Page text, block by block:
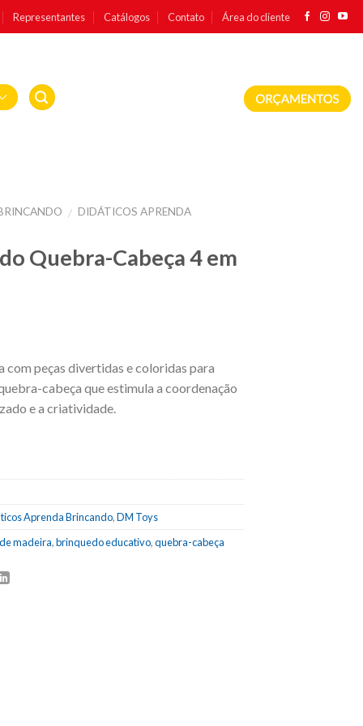
Representantes Catálogos Contato Área do cliente
/ DIDÁTICOS APRENDA
Quebra-Cabeça 4 em
peças divertidas e coloridas para
cabeça que estimula a coordenação
e a criatividade.
Aprenda Brincando,DM Toys
madeira,brinquedo educativo,quebra-cabeça